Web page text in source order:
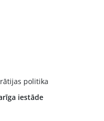
politika
iestāde